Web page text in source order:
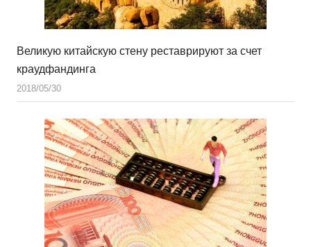
Великую китайскую стену реставрируют за счет
краудфандинга
2018/05/30